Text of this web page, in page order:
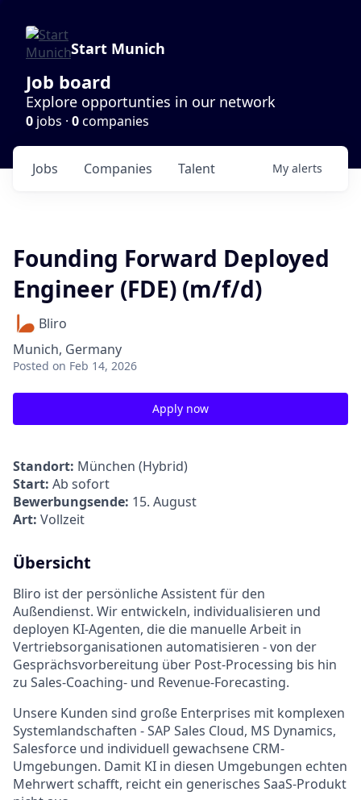
Start Munich
Job board
Explore opportunties in our network
0 jobs · 0companies
Jobs Companies Talent My alerts
Founding Forward Deployed
Engineer (FDE) (m/f/d)
Bliro
Munich, Germany
Posted on Feb 14, 2026
Apply now
Standort: München (Hybrid)
Start: Ab sofort
Bewerbungsende: 15. August
Art: Vollzeit
Übersicht
Bliro ist der persönliche Assistent für den
Außendienst. Wir entwickeln, individualisieren und
deployen KI-Agenten, die die manuelle Arbeit in
Vertriebsorganisationen automatisieren - von der
Gesprächsvorbereitung über Post-Processing bis hin
zu Sales-Coaching- und Revenue-Forecasting.
Unsere Kunden sind große Enterprises mit komplexen
Systemlandschaften - SAP Sales Cloud, MS Dynamics,
Salesforce und individuell gewachsene CRM-
Umgebungen. Damit KI in diesen Umgebungen echten
Mehrwert schafft, reicht ein generisches SaaS-Produkt